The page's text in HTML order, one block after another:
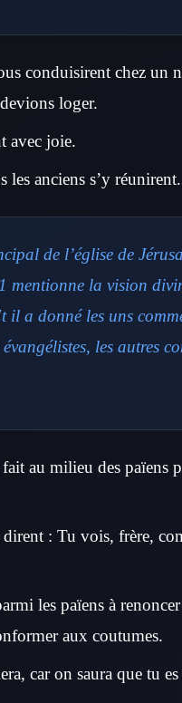
conduisirent chez un
loger.
avec joie.
les anciens s’y réunirent.
de l’église de
mentionne la vision
il a donné les uns
les autres
au milieu des païens
: Tu vois, frère,
les païens à
aux coutumes.
car on saura que tu